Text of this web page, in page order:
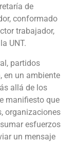
de
conformado
trabajador,
UNT.
partidos
en un ambiente
allá de los
manifiesto que
organizaciones
esfuerzos
un mensaje